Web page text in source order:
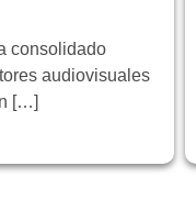
consolidado
audiovisuales
[…]